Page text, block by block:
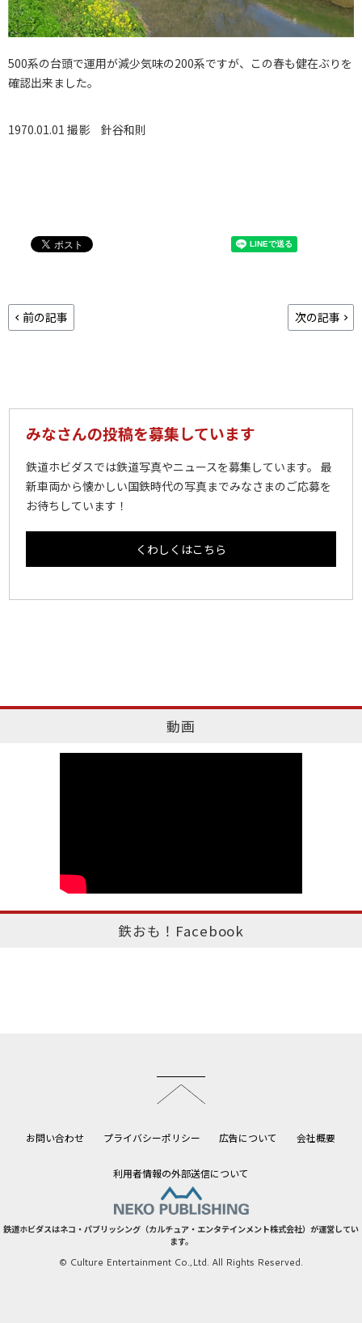
500系の台頭で運用が減少気味の200系ですが、この春も健在ぶりを
確認出来ました。
1970.01.01 撮影 針谷和則
前の記事 次の記事
みなさんの投稿を募集しています
鉄道ホビダスでは鉄道写真やニュースを募集しています。 最
新車両から懐かしい国鉄時代の写真までみなさまのご応募を
お待ちしています！
くわしくはこちら
動画
鉄おも！Facebook
お問い合わせ プライバシーポリシー 広告について 会社概要
利用者情報の外部送信について
鉄道ホビダスはネコ・パブリッシング（カルチュア・エンタテインメント株式会社）が運営してい
ます。
© Culture Entertainment Co.,Ltd. All Rights Reserved.